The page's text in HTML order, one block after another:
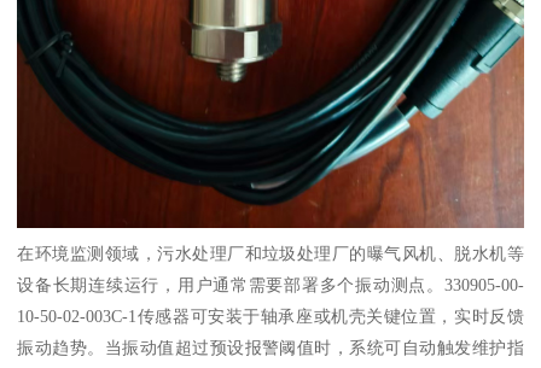
在环境监测领域，污水处理厂和垃圾处理厂的曝气风机、脱水机等
设备长期连续运行，用户通常需要部署多个振动测点。330905-00-
10-50-02-003C-1传感器可安装于轴承座或机壳关键位置，实时反馈
振动趋势。当振动值超过预设报警阈值时，系统可自动触发维护指